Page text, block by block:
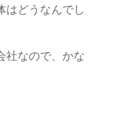
はどうなんでし
社なので、かな